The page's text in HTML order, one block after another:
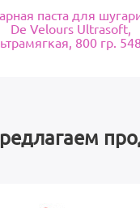
паста для
De Velours Ultrasoft,
800 гр.